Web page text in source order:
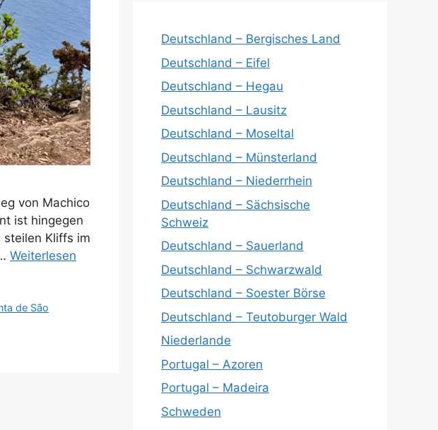
von Machico
ist hingegen
steilen Kliffs im
Weiterlesen
de São
Deutschland – Bergisches Land
Deutschland – Eifel
Deutschland – Hegau
Deutschland – Lausitz
Deutschland – Moseltal
Deutschland – Münsterland
Deutschland – Niederrhein
Deutschland – Sächsische
Schweiz
Deutschland – Sauerland
Deutschland – Schwarzwald
Deutschland – Soester Börse
Deutschland – Teutoburger Wald
Niederlande
Portugal – Azoren
Portugal – Madeira
Schweden